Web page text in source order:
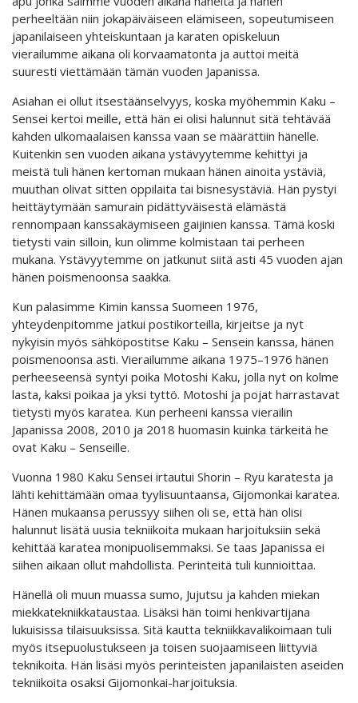
perheeltään niin jokapäiväiseen elämiseen, sopeutumiseen
japanilaiseen yhteiskuntaan ja karaten opiskeluun
vierailumme aikana oli korvaamatonta ja auttoi meitä
suuresti viettämään tämän vuoden Japanissa.
Asiahan ei ollut itsestäänselvyys, koska myöhemmin Kaku –
Sensei kertoi meille, että hän ei olisi halunnut sitä tehtävää
kahden ulkomaalaisen kanssa vaan se määrättiin hänelle.
Kuitenkin sen vuoden aikana ystävyytemme kehittyi ja
meistä tuli hänen kertoman mukaan hänen ainoita ystäviä,
muuthan olivat sitten oppilaita tai bisnesystäviä. Hän pystyi
heittäytymään samurain pidättyväisestä elämästä
rennompaan kanssakäymiseen gaijinien kanssa. Tämä koski
tietysti vain silloin, kun olimme kolmistaan tai perheen
mukana. Ystävyytemme on jatkunut siitä asti 45 vuoden ajan
hänen poismenoonsa saakka.
Kun palasimme Kimin kanssa Suomeen 1976,
yhteydenpitomme jatkui postikorteilla, kirjeitse ja nyt
nykyisin myös sähköpostitse Kaku – Sensein kanssa, hänen
poismenoonsa asti. Vierailumme aikana 1975–1976 hänen
perheeseensä syntyi poika Motoshi Kaku, jolla nyt on kolme
lasta, kaksi poikaa ja yksi tyttö. Motoshi ja pojat harrastavat
tietysti myös karatea. Kun perheeni kanssa vierailin
Japanissa 2008, 2010 ja 2018 huomasin kuinka tärkeitä he
ovat Kaku – Senseille.
Vuonna 1980 Kaku Sensei irtautui Shorin – Ryu karatesta ja
lähti kehittämään omaa tyylisuuntaansa, Gijomonkai karatea.
Hänen mukaansa perussyy siihen oli se, että hän olisi
halunnut lisätä uusia tekniikoita mukaan harjoituksiin sekä
kehittää karatea monipuolisemmaksi. Se taas Japanissa ei
siihen aikaan ollut mahdollista. Perinteitä tuli kunnioittaa.
Hänellä oli muun muassa sumo, Jujutsu ja kahden miekan
miekkatekniikkataustaa. Lisäksi hän toimi henkivartijana
lukuisissa tilaisuuksissa. Sitä kautta tekniikkavalikoimaan tuli
myös itsepuolustukseen ja toisen suojaamiseen liittyviä
teknikoita. Hän lisäsi myös perinteisten japanilaisten aseiden
tekniikoita osaksi Gijomonkai-harjoituksia.